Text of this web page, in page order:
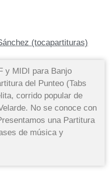
(tocapartituras)
y MIDI para Banjo
del Punteo (Tabs
corrido popular de
No se conoce con
una Partitura
de música y